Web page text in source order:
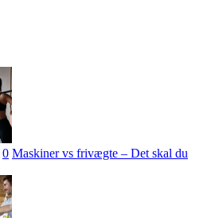
0 Maskiner vs frivægte – Det skal du